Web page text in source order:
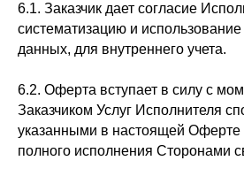
6.1. Заказчик дает согласие
систематизацию и
данных, для внутреннего учета.
6.2. Оферта вступает в силу с
Заказчиком Услуг Исполнителя
указанными в настоящей Оферте
полного исполнения Сторонами